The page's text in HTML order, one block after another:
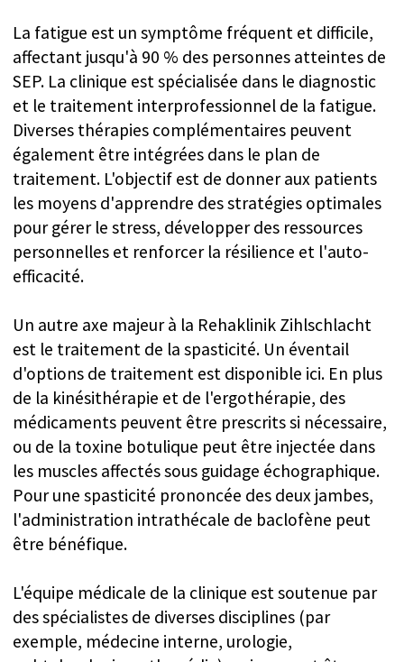
Service patient dédié
La Clinique de Zihlschlacht offre un
soutien spécialisé et fluide aux
patients internationaux et à leurs
proches, incluant une assistance pour
la logistique, la traduction linguistique
et les adaptations culturelles,
garantissant une expérience agréable
et confortable.
Les plans de traitement sont
soigneusement adaptés pour répondre
aux besoins uniques de chaque
patient, les aidant à atteindre la
possible. Les coordinateurs de
réadaptation de l'établissement
évaluent et ajustent ces plans chaque
semaine, s'assurant qu'ils restent
Un plan thérapeutique personnalisé